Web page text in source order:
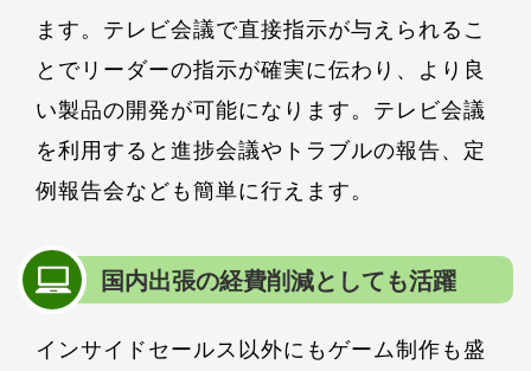
ます。テレビ会議で直接指示が与えられるこ
とでリーダーの指示が確実に伝わり、より良
い製品の開発が可能になります。テレビ会議
を利用すると進捗会議やトラブルの報告、定
例報告会なども簡単に行えます。
国内出張の経費削減としても活躍
インサイドセールス以外にもゲーム制作も盛